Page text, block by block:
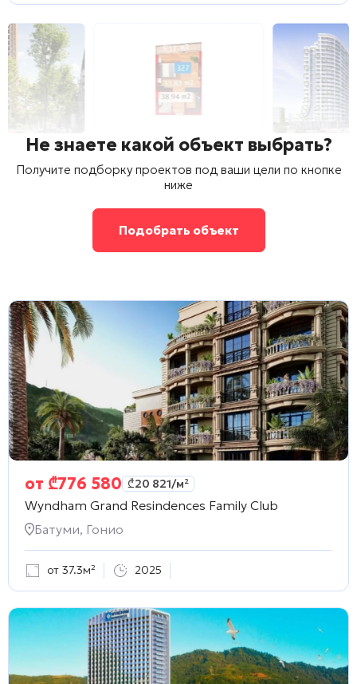
Не знаете какой объект выбрать?
Получите подборку проектов под ваши цели по кнопке
ниже
Подобрать объект
от ₾776 580 ₾20 821/м²
Wyndham Grand Resindences Family Club
Батуми, Гонио
от 37.3м² 2025